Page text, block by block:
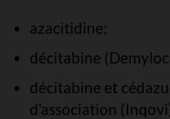
azacitidine;
décitabine
décitabine et
d'association